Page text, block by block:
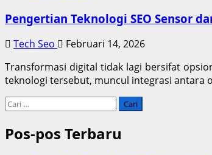
Pengertian Teknologi SEO Sensor
Tech Seo
Februari 14, 2026
Transformasi digital tidak lagi bersifat
teknologi tersebut, muncul integrasi antara
Cari
Pos-pos Terbaru